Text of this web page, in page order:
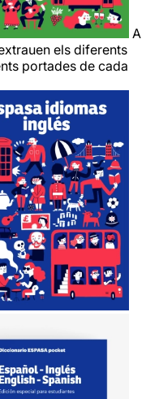
A
els diferents
portades de cada